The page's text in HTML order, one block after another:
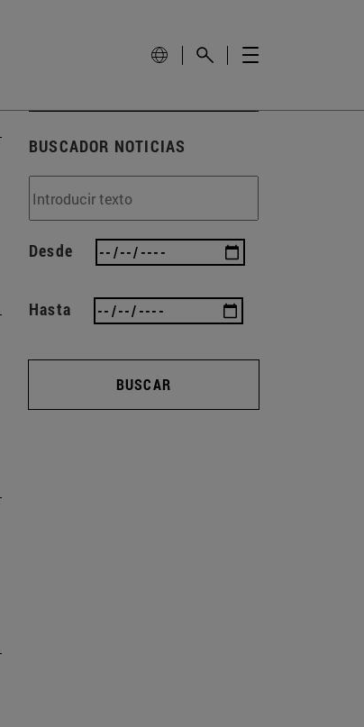
BUSCADOR NOTICIAS
Desde
Hasta
BUSCAR